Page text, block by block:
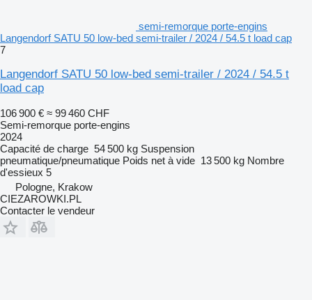
semi-remorque porte-engins
Langendorf SATU 50 low-bed semi-trailer / 2024 / 54.5 t load cap
7
Langendorf SATU 50 low-bed semi-trailer / 2024 / 54.5 t
load cap
106 900 € ≈ 99 460 CHF
Semi-remorque porte-engins
2024
Capacité de charge 54 500 kg Suspension
pneumatique/pneumatique Poids net à vide 13 500 kg Nombre
d'essieux 5
Pologne, Krakow
CIEZAROWKI.PL
Contacter le vendeur